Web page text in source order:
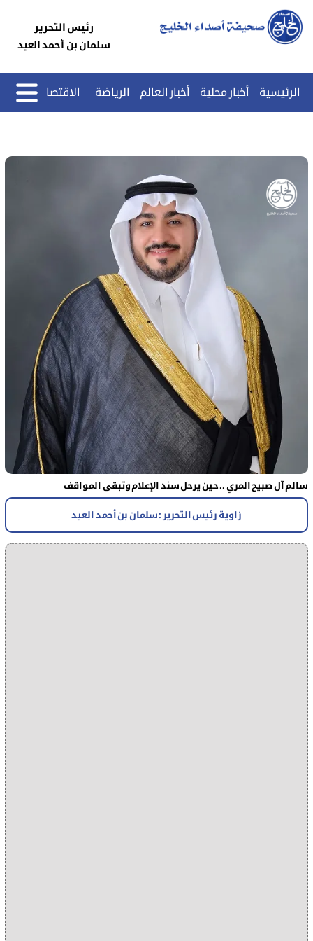
رئيس التحرير
سلمان بن أحمد العيد
الرئيسية أخبار محلية أخبار العالم الرياضة الاقتصاد
سالم آل صبيح المري .. حين يرحل سند الإعلام وتبقى المواقف
زاوية رئيس التحرير : سلمان بن أحمد العيد